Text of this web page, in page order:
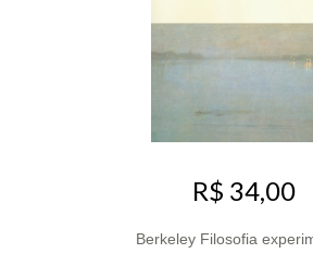
R$ 34,00
Berkeley Filosofia